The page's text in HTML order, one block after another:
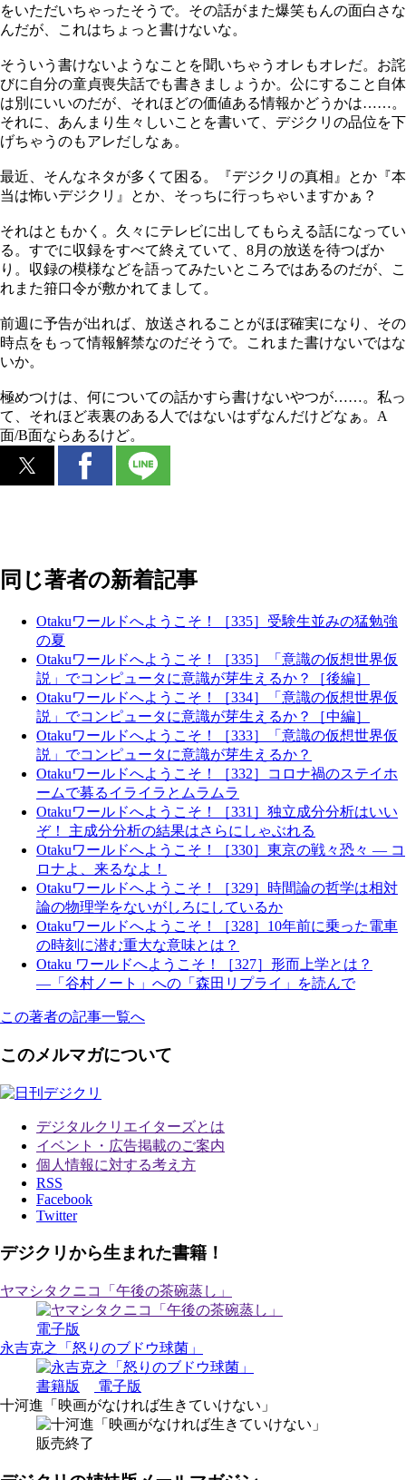
をいただいちゃったそうで。その話がまた爆笑もんの面白さな
んだが、これはちょっと書けないな。
そういう書けないようなことを聞いちゃうオレもオレだ。お詫
びに自分の童貞喪失話でも書きましょうか。公にすること自体
は別にいいのだが、それほどの価値ある情報かどうかは……。
それに、あんまり生々しいことを書いて、デジクリの品位を下
げちゃうのもアレだしなぁ。
最近、そんなネタが多くて困る。『デジクリの真相』とか『本
当は怖いデジクリ』とか、そっちに行っちゃいますかぁ？
それはともかく。久々にテレビに出してもらえる話になってい
る。すでに収録をすべて終えていて、8月の放送を待つばか
り。収録の模様などを語ってみたいところではあるのだが、こ
れまた箝口令が敷かれてまして。
前週に予告が出れば、放送されることがほぼ確実になり、その
時点をもって情報解禁なのだそうで。これまた書けないではな
いか。
極めつけは、何についての話かすら書けないやつが……。私っ
て、それほど表裏のある人ではないはずなんだけどなぁ。A
面/B面ならあるけど。
同じ著者の新着記事
Otakuワールドへようこそ！［335］受験生並みの猛勉強
の夏
Otakuワールドへようこそ！［335］「意識の仮想世界仮
説」でコンピュータに意識が芽生えるか？［後編］
Otakuワールドへようこそ！［334］「意識の仮想世界仮
説」でコンピュータに意識が芽生えるか？［中編］
Otakuワールドへようこそ！［333］「意識の仮想世界仮
説」でコンピュータに意識が芽生えるか？
Otakuワールドへようこそ！［332］コロナ禍のステイホ
ームで募るイライラとムラムラ
Otakuワールドへようこそ！［331］独立成分分析はいい
ぞ！ 主成分分析の結果はさらにしゃぶれる
Otakuワールドへようこそ！［330］東京の戦々恐々 ― コ
ロナよ、来るなよ！
Otakuワールドへようこそ！［329］時間論の哲学は相対
論の物理学をないがしろにしているか
Otakuワールドへようこそ！［328］10年前に乗った電車
の時刻に潜む重大な意味とは？
Otaku ワールドへようこそ！［327］形而上学とは？
―「谷村ノート」への「森田リプライ」を読んで
この著者の記事一覧へ
このメルマガについて
デジタルクリエイターズとは
イベント・広告掲載のご案内
個人情報に対する考え方
RSS
Facebook
Twitter
デジクリから生まれた書籍！
ヤマシタクニコ「午後の茶碗蒸し」
電子版
永吉克之「怒りのブドウ球菌」
書籍版
電子版
十河進「映画がなければ生きていけない」
販売終了